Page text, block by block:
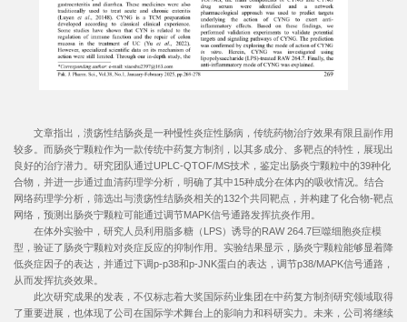
文章指出，溃疡性结肠炎是一种慢性炎症性肠病，传统药物治疗效果有限且副作用
较多。而肠炎宁颗粒作为一款传统中药复方制剂，以其多成分、多靶点的特性，展现出
良好的治疗潜力。研究团队通过UPLC-QTOF/MS技术，鉴定出肠炎宁颗粒中的39种化
合物，并进一步通过血清药理学分析，明确了其中15种成分在体内的吸收情况。结合
网络药理学分析，筛选出与溃疡性结肠炎相关的132个共同靶点，并构建了化合物-靶点
网络，预测出肠炎宁颗粒可能通过调节MAPK信号通路发挥抗炎作用。
在体外实验中，研究人员利用脂多糖（LPS）诱导的RAW 264.7巨噬细胞炎症模
型，验证了肠炎宁颗粒对炎症反应的抑制作用。实验结果显示，肠炎宁颗粒能够显着降
低炎症因子的表达，并通过下调p-p38和p-JNK蛋白的表达，调节p38/MAPK信号通路，
从而发挥抗炎效果。
此次研究成果的发表，不仅标志着大奖国际药业集团在中药复方制剂研究领域取得
了重要进展，也体现了公司在国际学术舞台上的影响力和科研实力。未来，公司将继续